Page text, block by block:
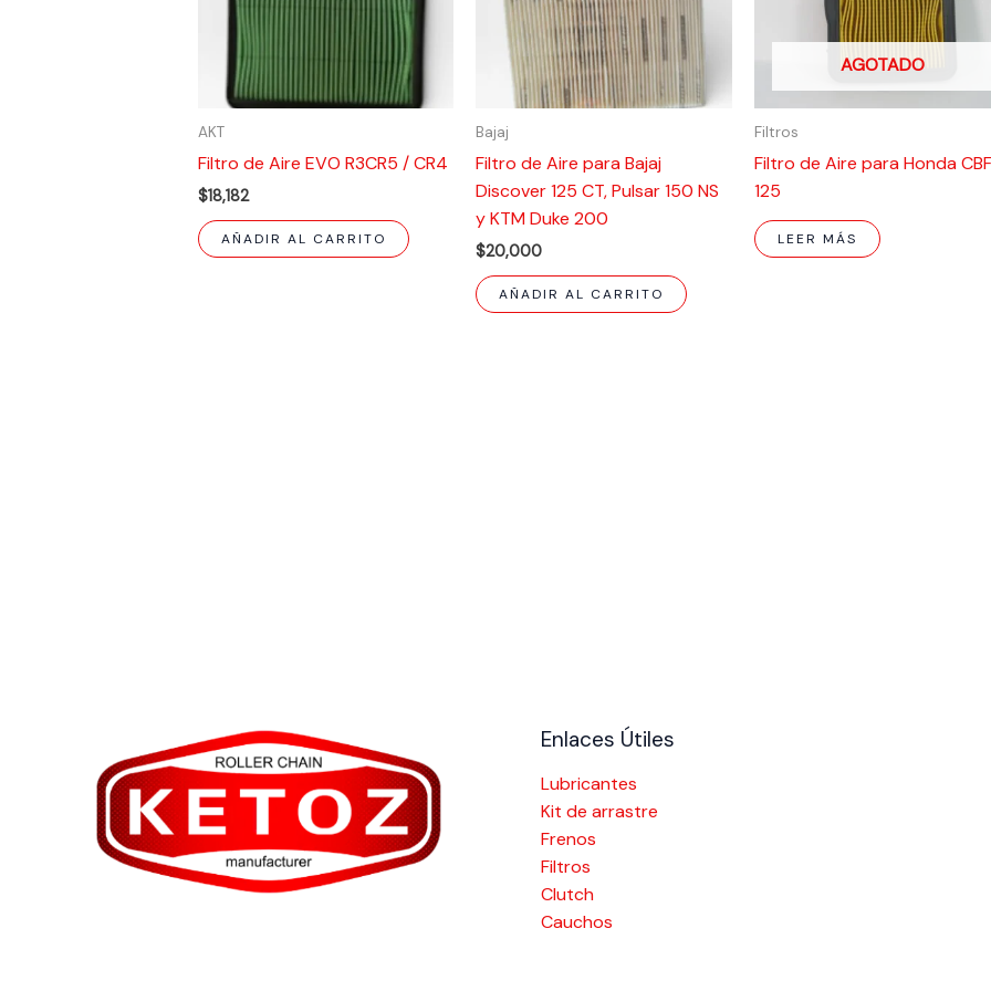
AKT
Filtro de Aire EVO R3CR5 / CR4
$18,182
AÑADIR AL CARRITO
Bajaj
Filtro de Aire para Bajaj
Discover 125 CT, Pulsar 150 NS
y KTM Duke 200
$20,000
AÑADIR AL CARRITO
AGOTADO
Filtros
Filtro de Aire para Honda CBF
125
LEER MÁS
Enlaces Útiles
Lubricantes
Kit de arrastre
Frenos
Filtros
Clutch
Cauchos